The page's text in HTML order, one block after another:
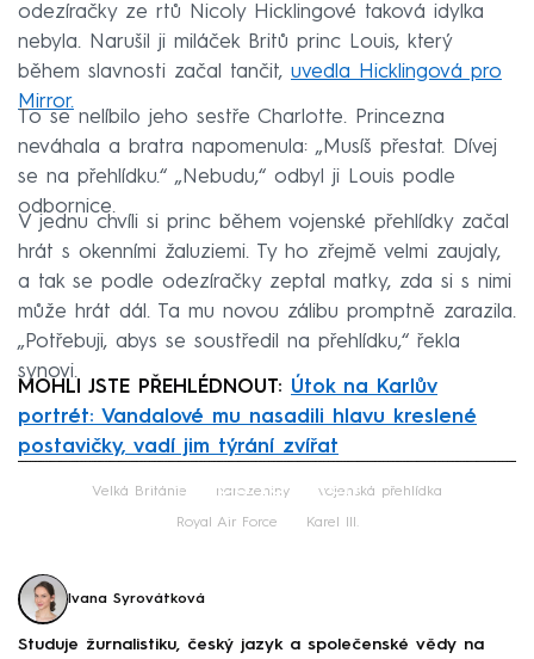
odezíračky ze rtů Nicoly Hicklingové taková idylka
nebyla. Narušil ji miláček Britů princ Louis, který
během slavnosti začal tančit, uvedla Hicklingová pro
Mirror.
To se nelíbilo jeho sestře Charlotte. Princezna
neváhala a bratra napomenula: „Musíš přestat. Dívej
se na přehlídku.“ „Nebudu,“ odbyl ji Louis podle
odbornice.
V jednu chvíli si princ během vojenské přehlídky začal
hrát s okenními žaluziemi. Ty ho zřejmě velmi zaujaly,
a tak se podle odezíračky zeptal matky, zda si s nimi
může hrát dál. Ta mu novou zálibu promptně zarazila.
„Potřebuji, abys se soustředil na přehlídku,“ řekla
synovi.
MOHLI JSTE PŘEHLÉDNOUT: Útok na Karlův
portrét: Vandalové mu nasadili hlavu kreslené
postavičky, vadí jim týrání zvířat
Failed to fetch
Velká Británie narozeniny vojenská přehlídka
Royal Air Force Karel III.
Ivana Syrovátková
Studuje žurnalistiku, český jazyk a společenské vědy na